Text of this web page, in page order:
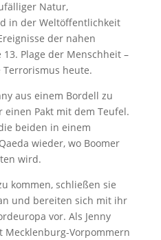
Natur,
in der Weltöffentlichkeit
der nahen
Plage der Menschheit –
heute.
aus einem Bordell zu
einen Pakt mit dem Teufel.
beiden in einem
wieder, wo Boomer
wird.
kommen, schließen sie
und bereiten sich mit ihr
vor. Als Jenny
Mecklenburg-Vorpommern